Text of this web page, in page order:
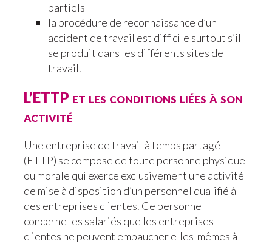
partiels
la procédure de reconnaissance d’un
accident de travail est difficile surtout s’il
se produit dans les différents sites de
travail.
L’ETTP et les conditions liées à son
activité
Une entreprise de travail à temps partagé
(ETTP) se compose de toute personne physique
ou morale qui exerce exclusivement une activité
de mise à disposition d’un personnel qualifié à
des entreprises clientes. Ce personnel
concerne les salariés que les entreprises
clientes ne peuvent embaucher elles-mêmes à